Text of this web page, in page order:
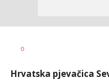
AUTOR
0
Hrvatska pjevačica